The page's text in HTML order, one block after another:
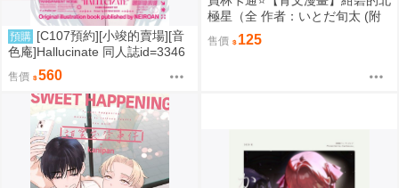
預購 [C107預約][小竣的賣場][音
色庵]Hallucinate 同人誌id=3346
298
售價 560
極星（全 作者：いとだ旬太 (附
尼采書套)
售價 125